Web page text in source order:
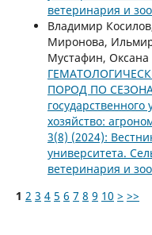
ветеринария и
Владимир
Миронова,
Мустафин, Оксана
ПОРОД ПО
государственного
хозяйство:
3(8) (2024):
университета.
ветеринария и
1 2 3 4 5 6 7 8 9 10 > >>